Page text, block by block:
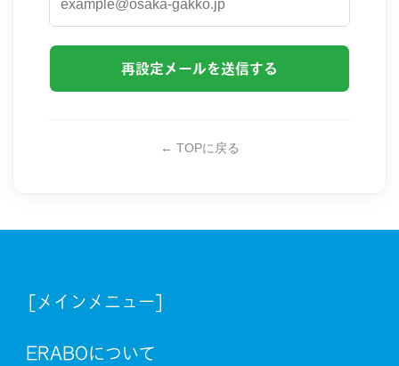
再設定メールを送信する
← TOPに戻る
[メインメニュー]
ERABOについて